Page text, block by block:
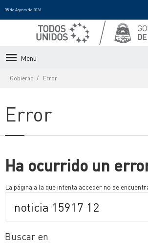
08 de Agosto de 2026
Menu
Gobierno Error
Error
Ha ocurrido un
La página a la que intenta acceder no se
Buscar en